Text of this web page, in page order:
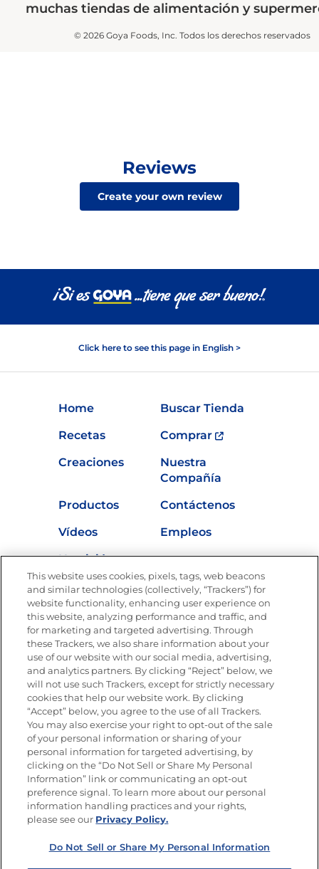
muchas tiendas de alimentación y
© 2026 Goya Foods, Inc. Todos los derechos reservados
Reviews
Create your own review
Click here to see this page in English >
Home
Buscar Tienda
Recetas
Comprar
Creaciones
Nuestra
Compañía
Productos
Contáctenos
Vídeos
Empleos
Nutrición
Únete a La Cocina Goya®
Recibe Nuevas Recetas, Ofertas Especiales y
Promociones
SÍGUENOS EN LAS REDES SOCIALES
Mapa del sitioPolítica de privacidad
Limitar el uso de mis datos personales sensibles
No vender ni compartir mis datos personales
Copyright © 2026 Goya Foods, Inc. Todos los derechos reservados.
This website uses cookies, pixels, tags, web beacons
and similar technologies (collectively, “Trackers”) for
website functionality, enhancing user experience on
this website, analyzing performance and traffic, and
for marketing and targeted advertising. Through
these Trackers, we also share information about your
use of our website with our social media, advertising,
and analytics partners. By clicking “Reject” below, we
will not use such Trackers, except for strictly necessary
cookies that help our website work. By clicking
“Accept” below, you agree to the use of all Trackers.
You may also exercise your right to opt-out of the sale
of your personal information or sharing of your
personal information for targeted advertising, by
clicking on the “Do Not Sell or Share My Personal
Information” link or communicating an opt-out
preference signal. To learn more about our personal
information handling practices and your rights,
please see our Privacy Policy.
Do Not Sell or Share My Personal Information